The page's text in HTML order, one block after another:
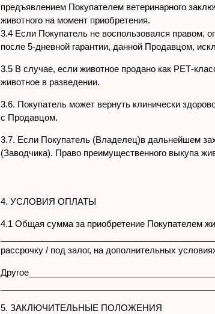
предъявлением Покупателем ветеринарного
животного на момент приобретения.
3.4 Если Покупатель не воспользовался правом,
после 5-дневной гарантии, данной Продавцом,
3.5 В случае, если животное продано как РЕТ-
животное в разведении.
3.6. Покупатель может вернуть клинически
с Продавцом.
3.7. Если Покупатель (Владелец)в дальнейшем
(Заводчика). Право преимущественного выкупа
4. УСЛОВИЯ ОПЛАТЫ
4.1 Общая сумма за приобретение Покупателем
рассрочку / под залог, на дополнительных
5. ЗАКЛЮЧИТЕЛЬНЫЕ ПОЛОЖЕНИЯ